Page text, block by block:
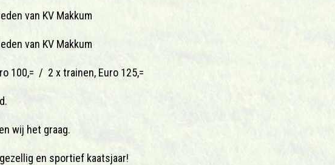
van KV Makkum
van KV Makkum
100,= / 2 x trainen, Euro 125,=
wij het graag.
en sportief kaatsjaar!